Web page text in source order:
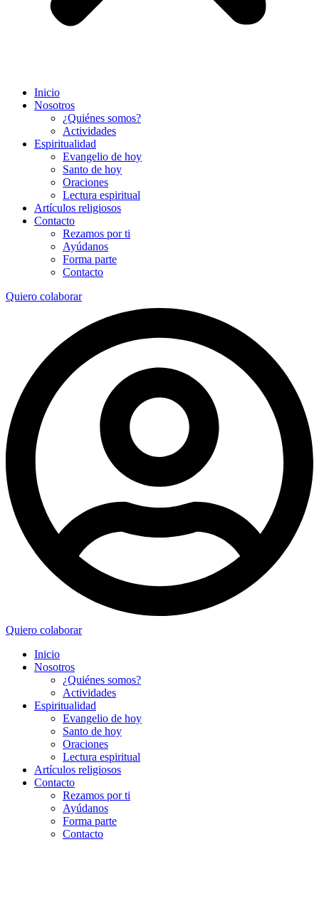
Inicio
Nosotros
¿Quiénes somos?
Actividades
Espiritualidad
Evangelio de hoy
Santo de hoy
Oraciones
Lectura espiritual
Artículos religiosos
Contacto
Rezamos por ti
Ayúdanos
Forma parte
Contacto
Quiero colaborar
Quiero colaborar
Inicio
Nosotros
¿Quiénes somos?
Actividades
Espiritualidad
Evangelio de hoy
Santo de hoy
Oraciones
Lectura espiritual
Artículos religiosos
Contacto
Rezamos por ti
Ayúdanos
Forma parte
Contacto